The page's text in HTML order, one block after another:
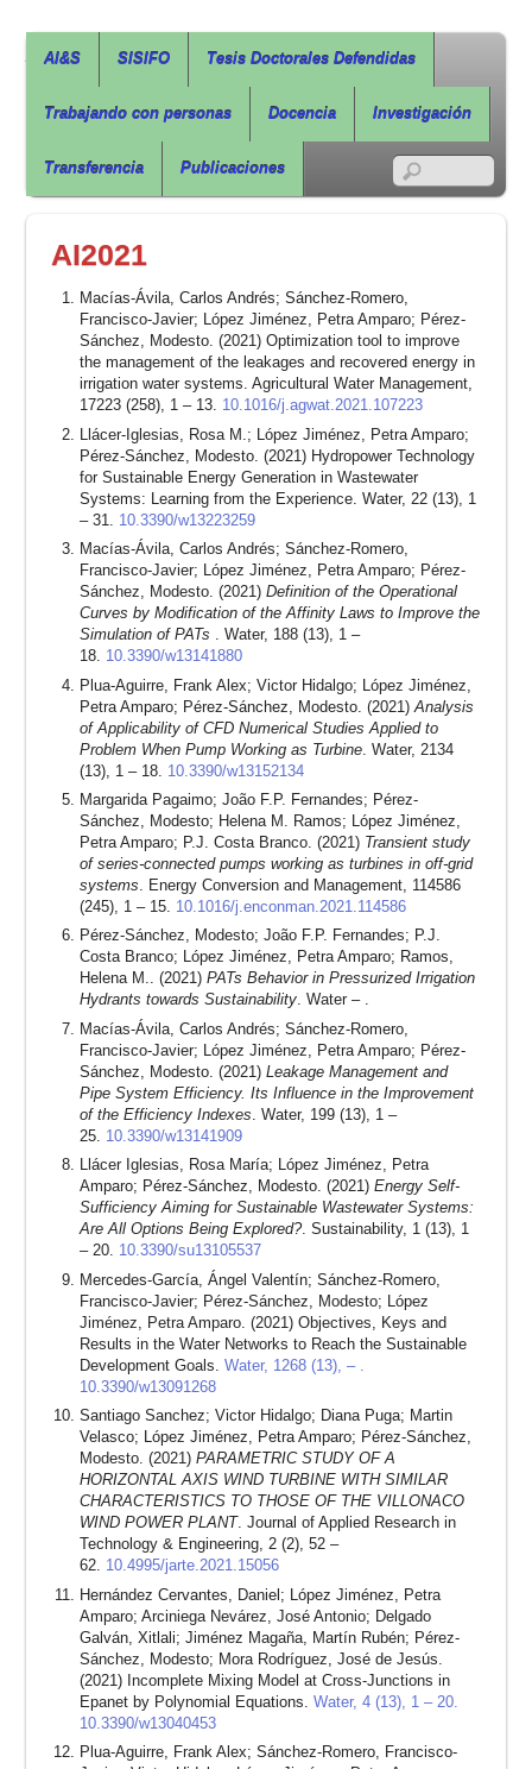
Agua, Ingeniería & Sostenibilidad
RSS
AI&S SISIFO Tesis Doctorales Defendidas
Trabajando con personas Docencia Investigación
Transferencia Publicaciones
AI2021
Macías-Ávila, Carlos Andrés; Sánchez-Romero,
Francisco-Javier; López Jiménez, Petra Amparo; Pérez-
Sánchez, Modesto. (2021) Optimization tool to improve
the management of the leakages and recovered energy in
irrigation water systems. Agricultural Water Management,
17223 (258), 1 – 13. 10.1016/j.agwat.2021.107223
Llácer-Iglesias, Rosa M.; López Jiménez, Petra Amparo;
Pérez-Sánchez, Modesto. (2021) Hydropower Technology
for Sustainable Energy Generation in Wastewater
Systems: Learning from the Experience. Water, 22 (13), 1
– 31. 10.3390/w13223259
Macías-Ávila, Carlos Andrés; Sánchez-Romero,
Francisco-Javier; López Jiménez, Petra Amparo; Pérez-
Sánchez, Modesto. (2021) Definition of the Operational
Curves by Modification of the Affinity Laws to Improve the
Simulation of PATs . Water, 188 (13), 1 –
18. 10.3390/w13141880
Plua-Aguirre, Frank Alex; Victor Hidalgo; López Jiménez,
Petra Amparo; Pérez-Sánchez, Modesto. (2021) Analysis
of Applicability of CFD Numerical Studies Applied to
Problem When Pump Working as Turbine. Water, 2134
(13), 1 – 18. 10.3390/w13152134
Margarida Pagaimo; João F.P. Fernandes; Pérez-
Sánchez, Modesto; Helena M. Ramos; López Jiménez,
Petra Amparo; P.J. Costa Branco. (2021) Transient study
of series-connected pumps working as turbines in off-grid
systems . Energy Conversion and Management, 114586
(245), 1 – 15. 10.1016/j.enconman.2021.114586
Pérez-Sánchez, Modesto; João F.P. Fernandes; P.J.
Costa Branco; López Jiménez, Petra Amparo; Ramos,
Helena M.. (2021) PATs Behavior in Pressurized Irrigation
Hydrants towards Sustainability. Water – .
Macías-Ávila, Carlos Andrés; Sánchez-Romero,
Francisco-Javier; López Jiménez, Petra Amparo; Pérez-
Sánchez, Modesto. (2021) Leakage Management and
Pipe System Efficiency. Its Influence in the Improvement
of the Efficiency Indexes . Water, 199 (13), 1 –
25. 10.3390/w13141909
Llácer Iglesias, Rosa María; López Jiménez, Petra
Amparo; Pérez-Sánchez, Modesto. (2021) Energy Self-
Sufficiency Aiming for Sustainable Wastewater Systems:
Are All Options Being Explored?. Sustainability, 1 (13), 1
– 20. 10.3390/su13105537
Mercedes-García, Ángel Valentín; Sánchez-Romero,
Francisco-Javier; Pérez-Sánchez, Modesto; López
Jiménez, Petra Amparo. (2021) Objectives, Keys and
Results in the Water Networks to Reach the Sustainable
Development Goals. Water, 1268 (13), – .
10.3390/w13091268
Santiago Sanchez; Victor Hidalgo; Diana Puga; Martin
Velasco; López Jiménez, Petra Amparo; Pérez-Sánchez,
Modesto. (2021) PARAMETRIC STUDY OF A
HORIZONTAL AXIS WIND TURBINE WITH SIMILAR
CHARACTERISTICS TO THOSE OF THE VILLONACO
WIND POWER PLANT. Journal of Applied Research in
Technology & Engineering, 2 (2), 52 –
62. 10.4995/jarte.2021.15056
Hernández Cervantes, Daniel; López Jiménez, Petra
Amparo; Arciniega Nevárez, José Antonio; Delgado
Galván, Xitlali; Jiménez Magaña, Martín Rubén; Pérez-
Sánchez, Modesto; Mora Rodríguez, José de Jesús.
(2021) Incomplete Mixing Model at Cross-Junctions in
Epanet by Polynomial Equations. Water, 4 (13), 1 – 20.
10.3390/w13040453
Plua-Aguirre, Frank Alex; Sánchez-Romero, Francisco-